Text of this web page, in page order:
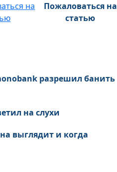
Пожаловаться на
статью
разрешил банить
на слухи
выглядит и когда